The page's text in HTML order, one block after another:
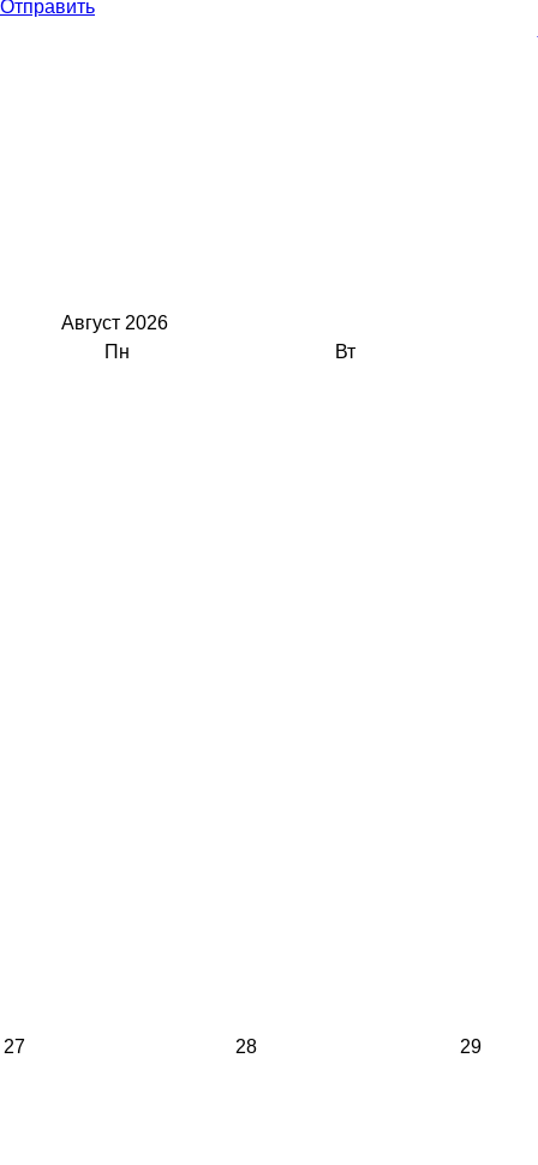
Отправить
Август 2026
Пн
Вт
27 28 29